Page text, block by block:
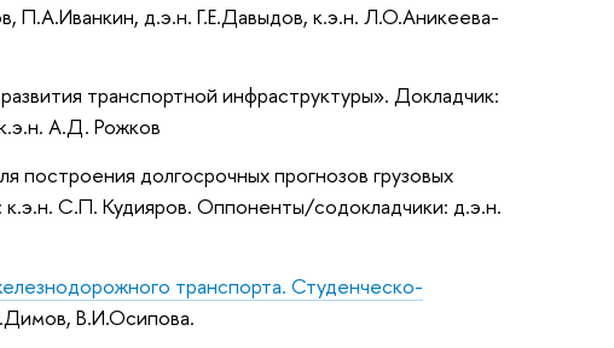
П.А.Иванкин, д.э.н. Г.Е.Давыдов, к.э.н. Л.О.Аникеева-
транспортной инфраструктуры». Докладчик:
А.Д. Рожков
долгосрочных прогнозов грузовых
С.П. Кудияров. Оппоненты/содокладчики: д.э.н.
транспорта. Студенческо-
В.И.Осипова.